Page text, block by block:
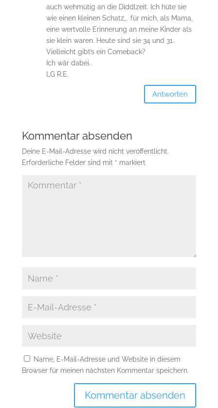
auch wehmütig an die Diddlzeit. Ich hüte sie
wie einen kleinen Schatz,.. für mich, als Mama,
eine wertvolle Erinnerung an meine Kinder als
sie klein waren. Heute sind sie 34 und 31..
Vielleicht gibt’s ein Comeback?
Ich wär dabei..
LG R.E.
Antworten
Kommentar absenden
Deine E-Mail-Adresse wird nicht veröffentlicht.
Erforderliche Felder sind mit * markiert
Name, E-Mail-Adresse und Website in diesem
Browser für meinen nächsten Kommentar speichern.